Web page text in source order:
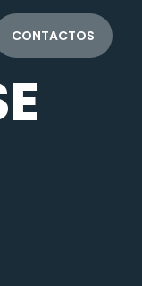
CONTACTOS